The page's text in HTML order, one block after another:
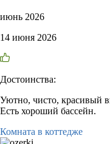
июнь 2026
14 июня 2026
Достоинства:
Уютно, чисто, красивый
Есть хороший бассейн.
Комната в коттедже